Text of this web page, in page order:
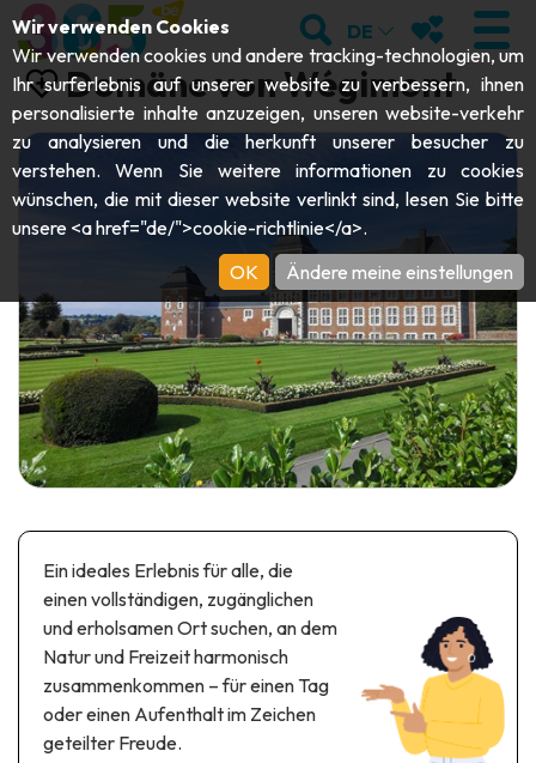
BESUCHEN
Abteien & Religiöse Monumente
Kunst
Handwerk & Know-how
Schlösser, Zitadellen & Belfriede
Folklore & Lokale Geschichte
Geschichte
Wissenschaftsparks
Automobil- & Eisenbahnerbe
Industrie- & Technikerbe
Regionalprodukte
ENTDECKEN
Garten, Parks & Naturstätten
Aquarien, Tierparks & Zoos
SICH BEWEGEN
Touristen-& Kreuzfahrt-Schiffe
Draisinen & Touristenzüge
Kajaks
Themen- und Freizeitpark
Unterhaltungs-& Aqua-Parks
VERANSTALTUNGEN
DIE BESTEN AKTIVITÄTEN FÜR
DIESEN SOMMER
GUIDE DOWNLOADEN
SUCHEN
DE MEINE
Domäne von Wégimont
Ein ideales Erlebnis für alle, die
einen vollständigen, zugänglichen
und erholsamen Ort suchen, an dem
Natur und Freizeit harmonisch
zusammenkommen – für einen Tag
oder einen Aufenthalt im Zeichen
geteilter Freude.
Wir verwenden Cookies
Wir verwenden cookies und andere tracking-technologien, um
Ihr surferlebnis auf unserer website zu verbessern, ihnen
personalisierte inhalte anzuzeigen, unseren website-verkehr
zu analysieren und die herkunft unserer besucher zu
verstehen. Wenn Sie weitere informationen zu cookies
wünschen, die mit dieser website verlinkt sind, lesen Sie bitte
unsere <a href="de/">cookie-richtlinie</a>.
OK
Ändere meine einstellungen